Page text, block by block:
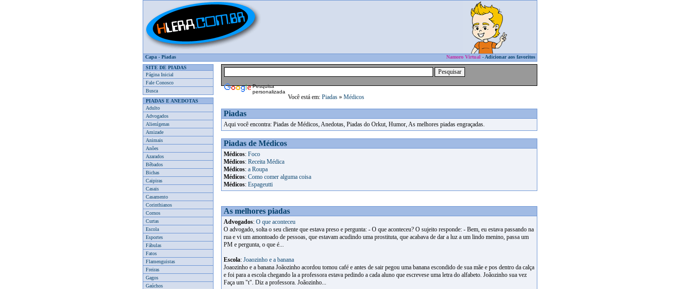
Capa - Piadas Namoro Virtual - Adicionar aos favoritos
SITE DE PIADAS
Página Inicial
Fale Conosco
Busca
PIADAS E ANEDOTAS
Adulto
Advogados
Alienígenas
Amizade
Animais
Anões
Azarados
Bêbados
Bichas
Caipiras
Casais
Casamento
Corinthianos
Cornos
Curtas
Escola
Esportes
Fábulas
Fatos
Flamenguistas
Freiras
Gagos
Gaúchos
Pesquisa
personalizada
Você está em: Piadas » Médicos
Piadas
Aqui você encontra: Piadas de Médicos, Anedotas, Piadas do Orkut, Humor, As melhores piadas engraçadas.
Piadas de Médicos
Médicos: Foco
Médicos: Receita Médica
Médicos: a Roupa
Médicos: Como comer alguma coisa
Médicos: Espageutti
As melhores piadas
Advogados: O que aconteceu
O advogado, solta o seu cliente que estava preso e pergunta: - O que aconteceu? O sujeito responde: - Bem, eu estava passando na
rua e vi um amontoado de pessoas, que estavam acudindo uma prostituta, que acabava de dar a luz a um lindo menino, passa um
PM e pergunta, o que é...
Escola: Joaozinho e a banana
Joaozinho e a banana Joãozinho acordou tomou café e antes de sair pegou uma banana escondido de sua mãe e pos dentro da calça
e foi para a escola chegando la a professora estava pedindo a cada aluno que escrevese uma letra do alfabeto. Joãozinho sua vez
Faça um "t". Diz a professora. Joãozinho...